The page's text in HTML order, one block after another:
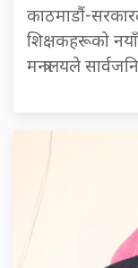
काठमाडौं-
शिक्षकहरूको
मन्त्रालयले